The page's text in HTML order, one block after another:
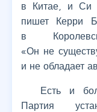
в Китае, и Си
пишет Керри
в
«Он не
и не обладает
Есть и
Партия